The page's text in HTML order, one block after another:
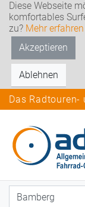
Diese Webseite
komfortables
zu? Mehr erfahren
Akzeptieren
Ablehnen
Das